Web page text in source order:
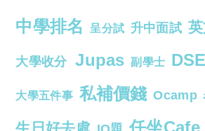
中學排名 呈分試 升中面試
大學收分 Jupas 副學士
大學五件事 私補價錢 Ocamp
生日好去處 任坐Cafe